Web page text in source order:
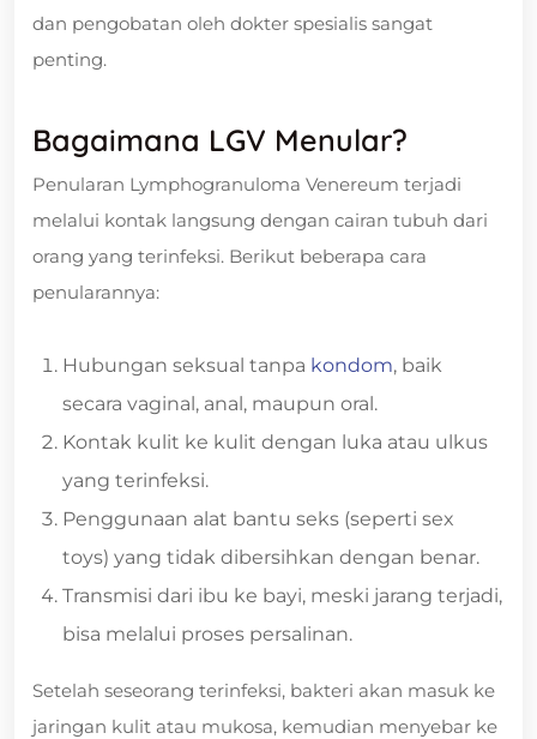
dan pengobatan oleh dokter spesialis sangat
penting.
Bagaimana LGV Menular?
Penularan Lymphogranuloma Venereum terjadi
melalui kontak langsung dengan cairan tubuh dari
orang yang terinfeksi. Berikut beberapa cara
penularannya:
Hubungan seksual tanpa kondom, baik
secara vaginal, anal, maupun oral.
Kontak kulit ke kulit dengan luka atau ulkus
yang terinfeksi.
Penggunaan alat bantu seks (seperti sex
toys) yang tidak dibersihkan dengan benar.
Transmisi dari ibu ke bayi, meski jarang terjadi,
bisa melalui proses persalinan.
Setelah seseorang terinfeksi, bakteri akan masuk ke
jaringan kulit atau mukosa, kemudian menyebar ke